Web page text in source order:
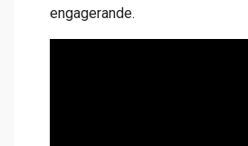
engagerande.